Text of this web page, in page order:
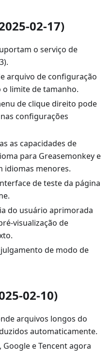
02-17)
o serviço de
arquivo de configuração
limite de tamanho.
de clique direito pode
configurações
as capacidades de
para Greasemonkey e
idiomas menores.
de teste da página
do usuário aprimorada
visualização de
de modo de
02-10)
arquivos longos do
automaticamente.
e Tencent agora